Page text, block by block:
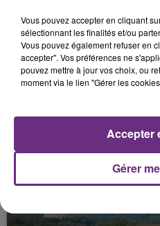
L'Association française
des étoiles jusqu’à
vue de la région ouverts
FIL D'ACTUS
Vous pouvez accepter en cliquant
sélectionnant les finalités et/ou
Vous pouvez également refuser en
accepter". Vos préférences ne
pouvez mettre à jour vos choix, ou
moment via le lien "Gérer les
Gérer
Accepter